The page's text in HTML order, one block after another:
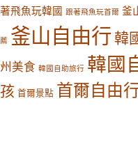
著飛魚玩韓國 跟著飛魚玩首爾 釜
薦 釜山自由行 韓
州美食 韓國自助旅行 韓國
孩 首爾景點 首爾自由